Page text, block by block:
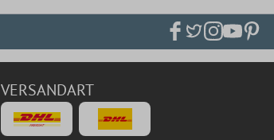
VERSANDART